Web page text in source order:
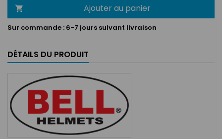
 Ajouter au panier
Sur commande : 6-7 jours suivant livraison
DÉTAILS DU PRODUIT